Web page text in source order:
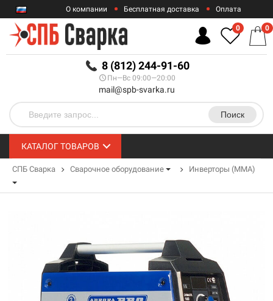
RUB
О компании Бесплатная доставка Оплата
Гарантии
8 (812) 244-91-60
Пн—Вс 09:00—20:00
mail@spb-svarka.ru
Поиск
0 0
КАТАЛОГ ТОВАРОВ
СПБ Сварка Сварочное оборудование Инверторы (MMA)